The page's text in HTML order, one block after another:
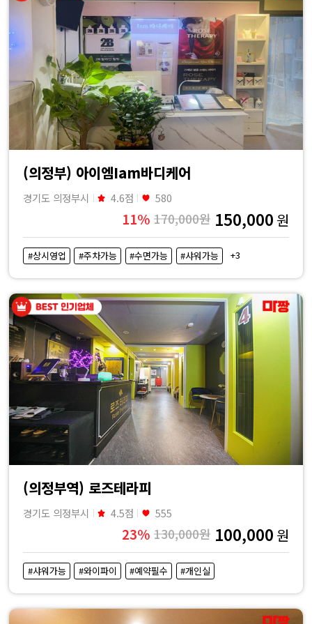
(의정부) 아이엠Iam바디케어
경기도 의정부시 4.6점 580
11% 170,000원 150,000 원
#상시영업 #주차가능 #수면가능 #샤워가능 +3
(의정부역) 로즈테라피
경기도 의정부시 4.5점 555
23% 130,000원 100,000 원
#샤워가능 #와이파이 #예약필수 #개인실